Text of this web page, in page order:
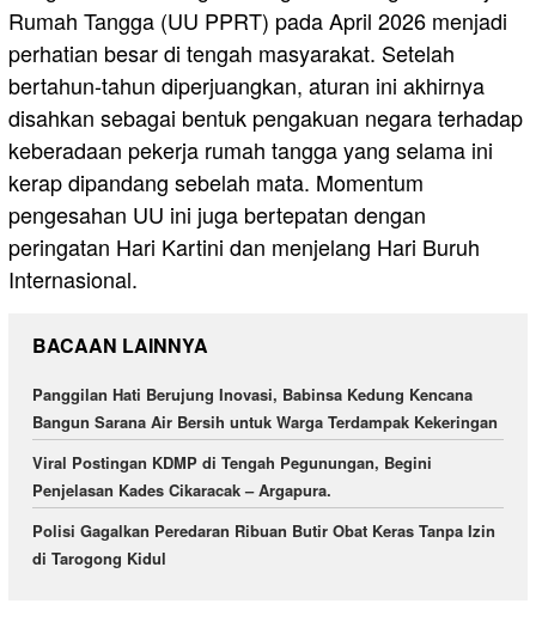
Rumah Tangga (UU PPRT) pada April 2026 menjadi
perhatian besar di tengah masyarakat. Setelah
bertahun-tahun diperjuangkan, aturan ini akhirnya
disahkan sebagai bentuk pengakuan negara terhadap
keberadaan pekerja rumah tangga yang selama ini
kerap dipandang sebelah mata. Momentum
pengesahan UU ini juga bertepatan dengan
peringatan Hari Kartini dan menjelang Hari Buruh
Internasional.
BACAAN LAINNYA
Panggilan Hati Berujung Inovasi, Babinsa Kedung Kencana
Bangun Sarana Air Bersih untuk Warga Terdampak Kekeringan
Viral Postingan KDMP di Tengah Pegunungan, Begini
Penjelasan Kades Cikaracak – Argapura.
Polisi Gagalkan Peredaran Ribuan Butir Obat Keras Tanpa Izin
di Tarogong Kidul